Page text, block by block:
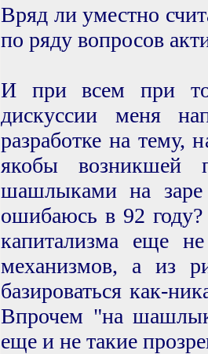
Вряд ли уместно
по ряду вопросов
И при всем при
дискуссии меня
разработке на тему,
якобы возникшей
шашлыками на
ошибаюсь в 92
капитализма еще
механизмов, а из
базироваться как-
Впрочем "на
еще и не такие